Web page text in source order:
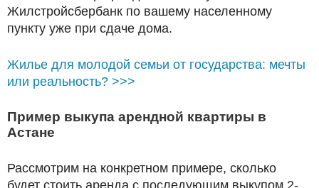
Жилстройсбербанк по вашему населенному
пункту уже при сдаче дома.
Жилье для молодой семьи от государства: мечты
или реальность? >>>
Пример выкупа арендной квартиры в
Астане
Рассмотрим на конкретном примере, сколько
будет стоить аренда с последующим выкупом 2-